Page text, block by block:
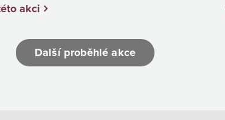
akci
Další proběhlé akce